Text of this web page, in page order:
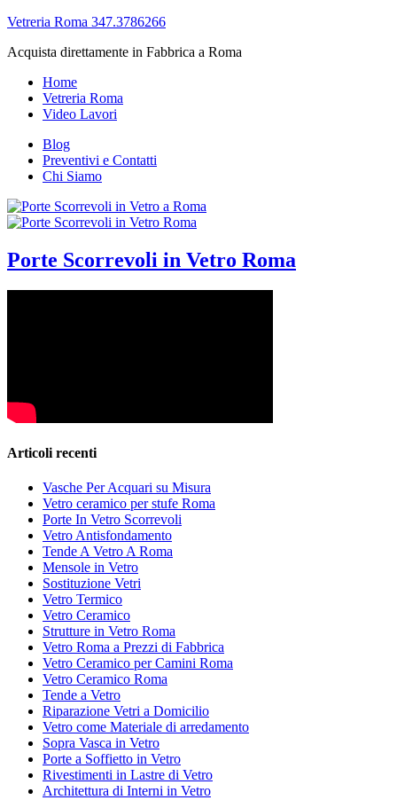
Vetreria Roma 347.3786266
Acquista direttamente in Fabbrica a Roma
Home
Vetreria Roma
Video Lavori
Blog
Preventivi e Contatti
Chi Siamo
Porte Scorrevoli in Vetro Roma
Articoli recenti
Vasche Per Acquari su Misura
Vetro ceramico per stufe Roma
Porte In Vetro Scorrevoli
Vetro Antisfondamento
Tende A Vetro A Roma
Mensole in Vetro
Sostituzione Vetri
Vetro Termico
Vetro Ceramico
Strutture in Vetro Roma
Vetro Roma a Prezzi di Fabbrica
Vetro Ceramico per Camini Roma
Vetro Ceramico Roma
Tende a Vetro
Riparazione Vetri a Domicilio
Vetro come Materiale di arredamento
Sopra Vasca in Vetro
Porte a Soffietto in Vetro
Rivestimenti in Lastre di Vetro
Architettura di Interni in Vetro